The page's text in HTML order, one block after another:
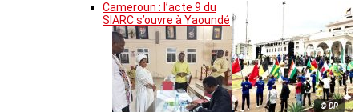
© DR
Cameroun : l’acte 9 du
SIARC s’ouvre à Yaoundé